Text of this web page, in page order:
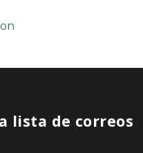
lista de correos